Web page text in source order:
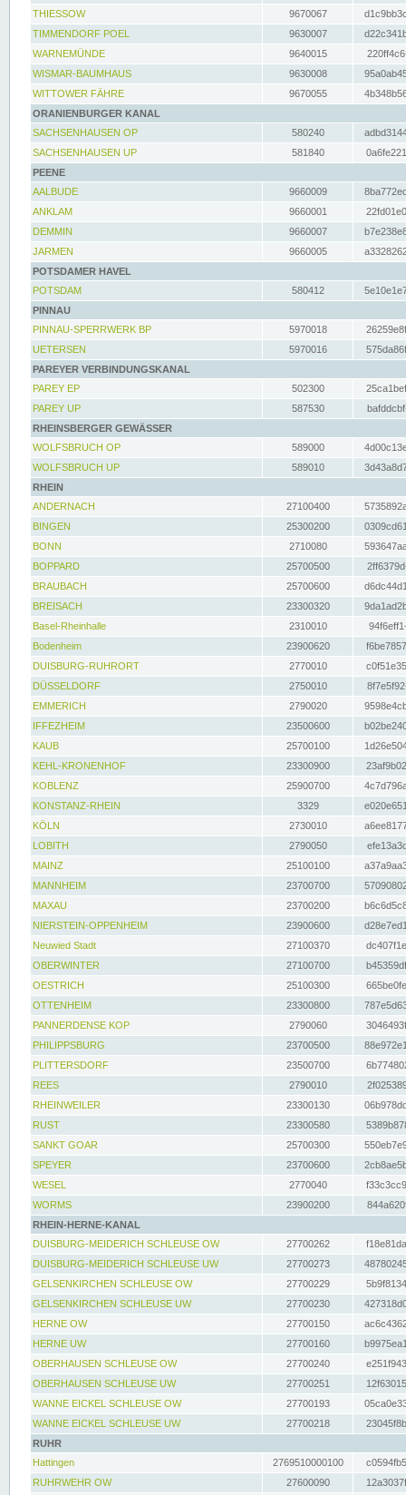
THIESSOW
9670067
TIMMENDORF POEL
9630007
WARNEMÜNDE
9640015
WISMAR-BAUMHAUS
9630008
WITTOWER FÄHRE
9670055
ORANIENBURGER KANAL
SACHSENHAUSEN OP
580240
SACHSENHAUSEN UP
581840
PEENE
AALBUDE
9660009
ANKLAM
9660001
DEMMIN
9660007
JARMEN
9660005
POTSDAMER HAVEL
POTSDAM
580412
PINNAU
PINNAU-SPERRWERK BP
5970018
UETERSEN
5970016
PAREYER VERBINDUNGSKANAL
PAREY EP
502300
PAREY UP
587530
RHEINSBERGER GEWÄSSER
WOLFSBRUCH OP
589000
WOLFSBRUCH UP
589010
RHEIN
ANDERNACH
27100400
BINGEN
25300200
BONN
2710080
BOPPARD
25700500
BRAUBACH
25700600
BREISACH
23300320
Basel-Rheinhalle
2310010
Bodenheim
23900620
DUISBURG-RUHRORT
2770010
DÜSSELDORF
2750010
EMMERICH
2790020
IFFEZHEIM
23500600
KAUB
25700100
KEHL-KRONENHOF
23300900
KOBLENZ
25900700
KONSTANZ-RHEIN
3329
KÖLN
2730010
LOBITH
2790050
MAINZ
25100100
MANNHEIM
23700700
MAXAU
23700200
NIERSTEIN-OPPENHEIM
23900600
Neuwied Stadt
27100370
OBERWINTER
27100700
OESTRICH
25100300
OTTENHEIM
23300800
PANNERDENSE KOP
2790060
PHILIPPSBURG
23700500
PLITTERSDORF
23500700
REES
2790010
RHEINWEILER
23300130
RUST
23300580
SANKT GOAR
25700300
SPEYER
23700600
WESEL
2770040
WORMS
23900200
RHEIN-HERNE-KANAL
DUISBURG-MEIDERICH SCHLEUSE OW
27700262
DUISBURG-MEIDERICH SCHLEUSE UW
27700273
GELSENKIRCHEN SCHLEUSE OW
27700229
GELSENKIRCHEN SCHLEUSE UW
27700230
HERNE OW
27700150
HERNE UW
27700160
OBERHAUSEN SCHLEUSE OW
27700240
OBERHAUSEN SCHLEUSE UW
27700251
WANNE EICKEL SCHLEUSE OW
27700193
WANNE EICKEL SCHLEUSE UW
27700218
RUHR
Hattingen
2769510000100
RUHRWEHR OW
27600090